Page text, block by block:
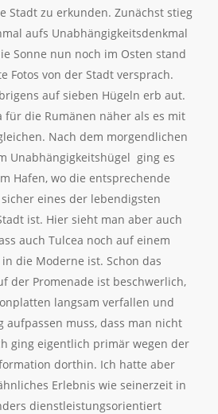
Stadt zu erkunden. Zunächst stieg
aufs Unabhängigkeitsdenkmal
Sonne nun noch im Osten stand
Fotos von der Stadt versprach.
auf sieben Hügeln erb aut.
für die Rumänen näher als es mit
Nach dem morgendlichen
Unabhängigkeitshügel ging es
Hafen, wo die entsprechende
eines der lebendigsten
ist. Hier sieht man aber auch
auch Tulcea noch auf einem
die Moderne ist. Schon das
der Promenade ist beschwerlich,
langsam verfallen und
aufpassen muss, dass man nicht
ging eigentlich primär wegen der
dorthin. Ich hatte aber
Erlebnis wie seinerzeit in
dienstleistungsorientiert